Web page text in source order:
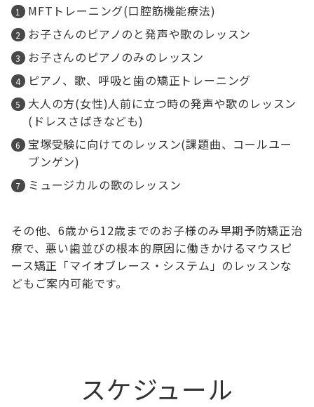
MFTトレーニング(口腔筋機能療法)
お子さんのピアノのと発声や歌のレッスン
お子さんのピアノのみのレッスン
ピアノ、歌、呼吸と歯の矯正トレーニング
大人の方(女性)人前に立つ時の発声や歌のレッスン
(ドレスさばきなども)
宝塚受験に向けてのレッスン(課題曲、コールユー
ブンゲン)
ミュージカルの歌のレッスン
その他、6歳から12歳までのお子様のみ早期予防矯正治
療で、悪い歯並びの根本的原因に働きかけるマウスピ
ース矯正「マイオブレース・システム」のレッスンな
どもご案内可能です。
スケジュール